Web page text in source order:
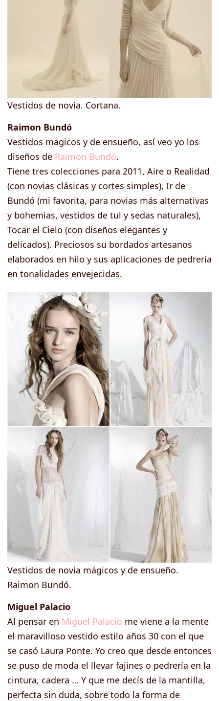
Vestidos de novia. Cortana.
Raimon Bundó
Vestidos magicos y de ensueño, así veo yo los
diseños de Raimon Bundó.
Tiene tres colecciones para 2011, Aire o Realidad
(con novias clásicas y cortes simples), Ir de
Bundó (mi favorita, para novias más alternativas
y bohemias, vestidos de tul y sedas naturales),
Tocar el Cielo (con diseños elegantes y
delicados). Preciosos su bordados artesanos
elaborados en hilo y sus aplicaciones de pedrería
en tonalidades envejecidas.
Vestidos de novia mágicos y de ensueño.
Raimon Bundó.
Miguel Palacio
Al pensar en Miguel Palacio me viene a la mente
el maravilloso vestido estilo años 30 con el que
se casó Laura Ponte. Yo creo que desde entonces
se puso de moda el llevar fajines o pedrería en la
cintura, cadera … Y que me decís de la mantilla,
perfecta sin duda, sobre todo la forma de